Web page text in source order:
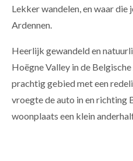
Lekker wandelen, en waar
Ardennen.
Heerlijk gewandeld en
Hoëgne Valley in de
prachtig gebied met een
vroegte de auto in en richting
woonplaats een klein